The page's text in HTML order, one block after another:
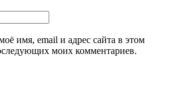
имя, email и адрес сайта в этом
моих комментариев.